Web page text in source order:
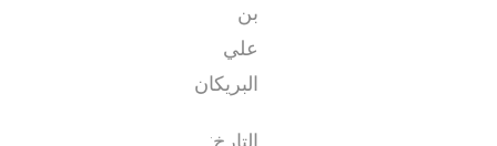
بن
علي
البريكان
التارخ: